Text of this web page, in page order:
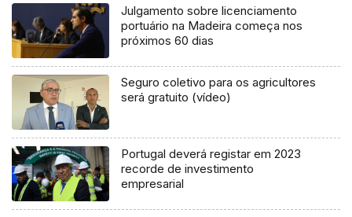
Julgamento sobre licenciamento
portuário na Madeira começa nos
próximos 60 dias
Seguro coletivo para os agricultores
será gratuito (vídeo)
Portugal deverá registar em 2023
recorde de investimento
empresarial